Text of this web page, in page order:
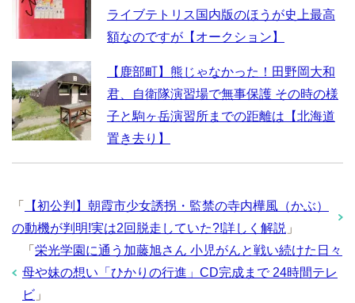
ライブテトリス国内版のほうが史上最高
額なのですが【オークション】
【鹿部町】熊じゃなかった！田野岡大和
君、自衛隊演習場で無事保護 その時の様
子と駒ヶ岳演習所までの距離は【北海道
置き去り】
「
【初公判】朝霞市少女誘拐・監禁の寺内樺風（かぶ）
の動機が判明!実は2回脱走していた?!詳しく解説 」
「 栄光学園に通う加藤旭さん 小児がんと戦い続けた日々
母や妹の想い「ひかりの行進」CD完成まで 24時間テレ
ビ 」